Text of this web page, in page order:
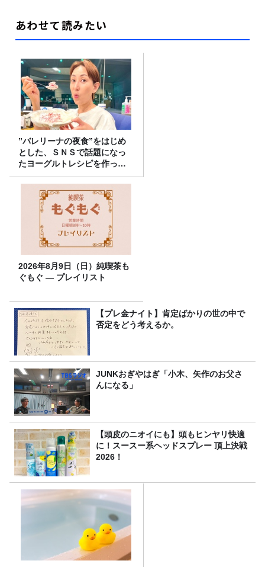
あわせて読みたい
”バレリーナの夜食”をはじめ
とした、ＳＮＳで話題になっ
たヨーグルトレシピを作って
みた！
2026年8月9日（日）純喫茶も
ぐもぐ ― プレイリスト
【プレ金ナイト】肯定ばかりの世の中で
否定をどう考えるか。
JUNKおぎやはぎ「小木、矢作のお父さ
んになる」
【頭皮のニオイにも】頭もヒンヤリ快適
に！スースー系ヘッドスプレー 頂上決戦
2026！